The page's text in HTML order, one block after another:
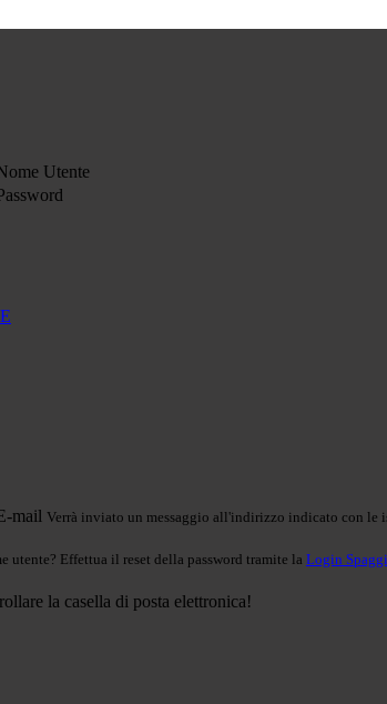
Utente
mail Verrà inviato un messaggio all'indirizzo indicato con le
utente? Effettua il reset della password tramite la Login
la casella di posta elettronica!